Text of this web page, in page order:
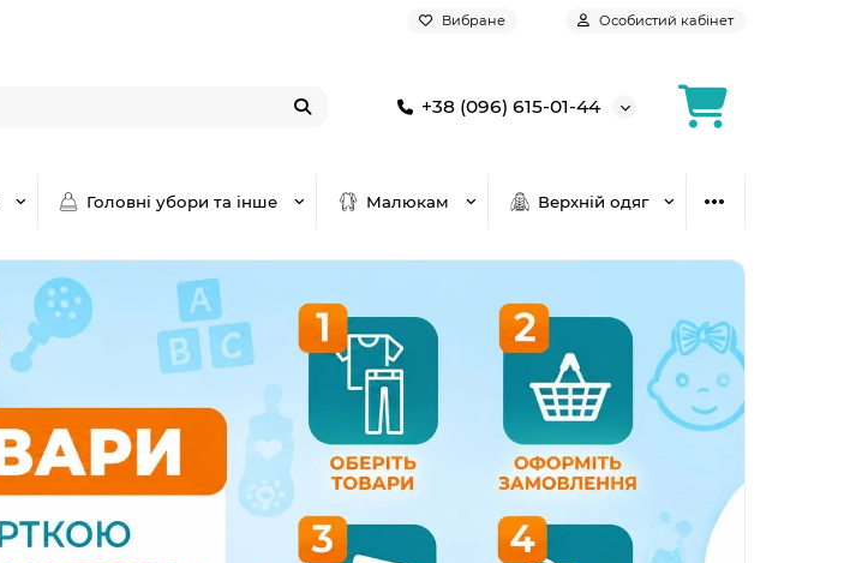
Вибране Особистий кабінет
+38 (096) 615-01-44
Головні убори та інше Малюкам Верхній одяг